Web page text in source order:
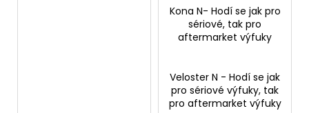
Kona N- Hodí se jak pro
sériové, tak pro
aftermarket výfuky
Veloster N - Hodí se jak
pro sériové výfuky, tak
pro aftermarket výfuky